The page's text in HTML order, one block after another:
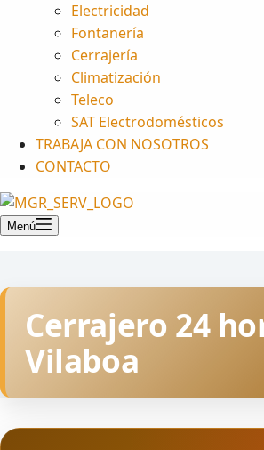
Electricidad
Fontanería
Cerrajería
Climatización
Teleco
SAT Electrodomésticos
TRABAJA CON NOSOTROS
CONTACTO
Menú
Cerrajero 24
Vilaboa